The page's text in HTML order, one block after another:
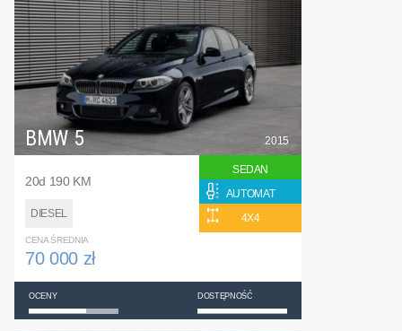
BMW 5
20d 190 KM
DIESEL
2015
SEDAN
AUTOMAT
4X4
CENA ŚREDNIA
70 000 zł
OCENY DOSTĘPNOŚĆ